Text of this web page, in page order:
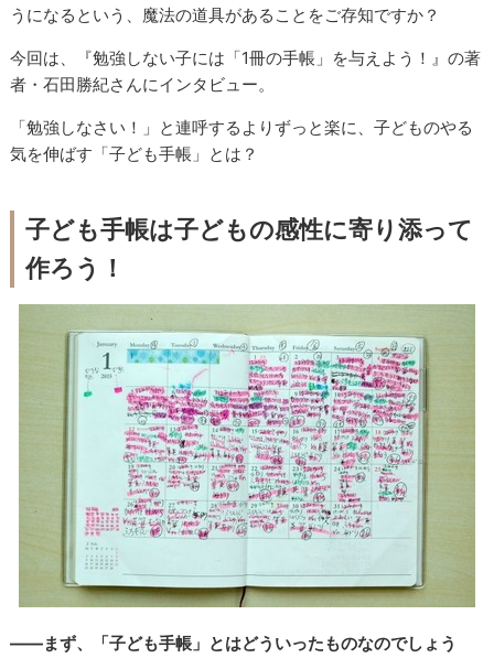
うになるという、魔法の道具があることをご存知ですか？
今回は、『勉強しない子には「1冊の手帳」を与えよう！』の著
者・石田勝紀さんにインタビュー。
「勉強しなさい！」と連呼するよりずっと楽に、子どものやる
気を伸ばす「子ども手帳」とは？
子ども手帳は子どもの感性に寄り添って
作ろう！
――まず、「子ども手帳」とはどういったものなのでしょう